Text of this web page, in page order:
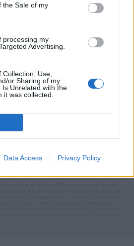
the Sale of my
processing my
Advertising.
Use,
or Sharing of my
Is Unrelated with the
it was collected.
Data Access Privacy Policy
per te
di
alla
per commentare questo